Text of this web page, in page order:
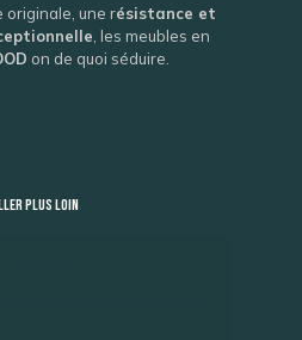
originale, une résistance et
, les meubles en
on de quoi séduire.
PLUS LOIN